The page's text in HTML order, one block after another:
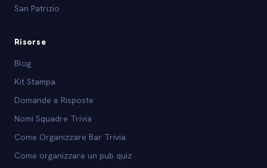
San Patrizio
Risorse
Blog
Kit Stampa
Domande e Risposte
Nomi Squadre Trivia
Come Organizzare Bar Trivia
Come organizzare un pub quiz